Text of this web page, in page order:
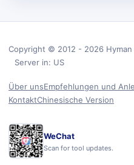
Copyright © 2012 - 2026
Server in: US
Über unsEmpfehlungen und
KontaktChinesische Version
WeChat
Scan for tool updates.